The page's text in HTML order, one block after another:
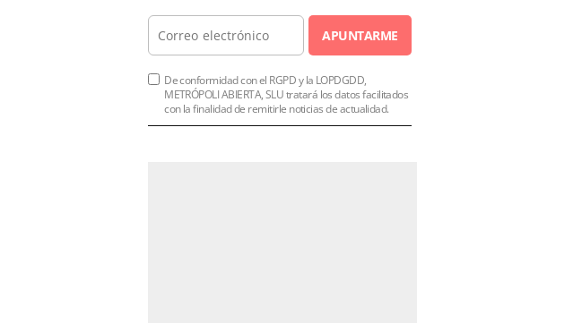
APUNTARME
De conformidad con el RGPD y la LOPDGDD,
METRÓPOLI ABIERTA, SLU tratará los datos facilitados
con la finalidad de remitirle noticias de actualidad.